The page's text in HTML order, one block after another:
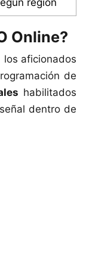
Online?
aficionados
de
habilitados
dentro de